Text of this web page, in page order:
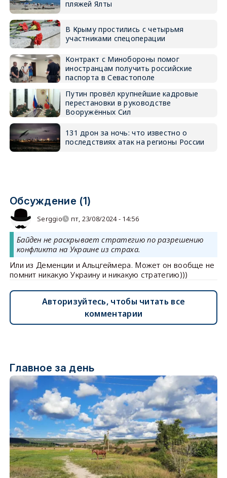
пляжей Ялты
В Крыму простились с четырьмя
участниками спецоперации
Контракт с Минобороны помог
иностранцам получить российские
паспорта в Севастополе
Путин провёл крупнейшие кадровые
перестановки в руководстве
Вооружённых Сил
131 дрон за ночь: что известно о
последствиях атак на регионы России
Обсуждение (1)
Serggio пт, 23/08/2024 - 14:56
Байден не раскрывает стратегию по разрешению
конфликта на Украине из страха.
Или из Деменции и Альцгеймера. Может он вообще не
помнит никакую Украину и никакую стратегию)))
Авторизуйтесь, чтобы читать все
комментарии
Главное за день